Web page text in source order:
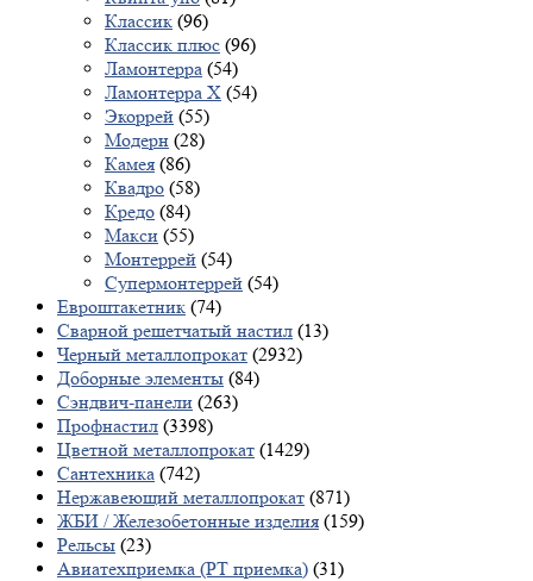
Классик (96)
Классик плюс (96)
Ламонтерра (54)
Ламонтерра X (54)
Экоррей (55)
Модерн (28)
Камея (86)
Квадро (58)
Кредо (84)
Макси (55)
Монтеррей (54)
Супермонтеррей (54)
Евроштакетник (74)
Сварной решетчатый настил (13)
Черный металлопрокат (2932)
Доборные элементы (84)
Сэндвич-панели (263)
Профнастил (3398)
Цветной металлопрокат (1429)
Сантехника (742)
Нержавеющий металлопрокат (871)
ЖБИ / Железобетонные изделия (159)
Рельсы (23)
Авиатехприемка (РТ приемка) (31)